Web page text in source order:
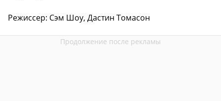
Режиссер: Сэм Шоу, Дастин Томасон